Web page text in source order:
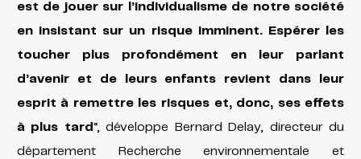
est de jouer sur l’individualisme de notre société
en insistant sur un risque imminent. Espérer les
toucher plus profondément en leur parlant
d’avenir et de leurs enfants revient dans leur
esprit à remettre les risques et, donc, ses effets
à plus tard “, développe Bernard Delay, directeur du
département Recherche environnementale et